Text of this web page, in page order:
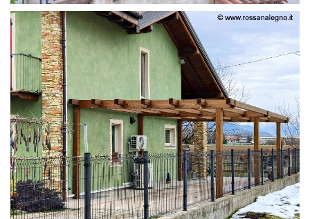
STRUTTURA ADDOSSATA IN LAMELLARE SU MISURA